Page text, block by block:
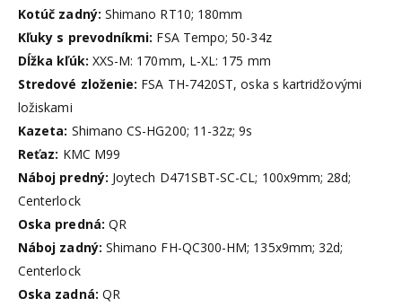
Kotúč zadný: Shimano RT10; 180mm
Kľuky s prevodníkmi: FSA Tempo; 50-34z
Dĺžka kľúk: XXS-M: 170mm, L-XL: 175 mm
Stredové zloženie: FSA TH-7420ST, oska s kartridžovými
ložiskami
Kazeta: Shimano CS-HG200; 11-32z; 9s
Reťaz: KMC M99
Náboj predný: Joytech D471SBT-SC-CL; 100x9mm; 28d;
Centerlock
Oska predná: QR
Náboj zadný: Shimano FH-QC300-HM; 135x9mm; 32d;
Centerlock
Oska zadná: QR